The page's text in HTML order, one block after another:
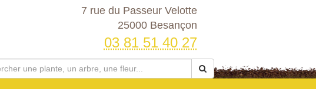
7 rue du Passeur Velotte
25000 Besançon
03 81 51 40 27